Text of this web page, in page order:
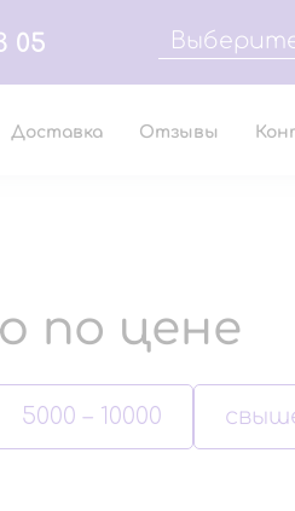
05
Доставка Отзывы
по цене
5000 – 10000